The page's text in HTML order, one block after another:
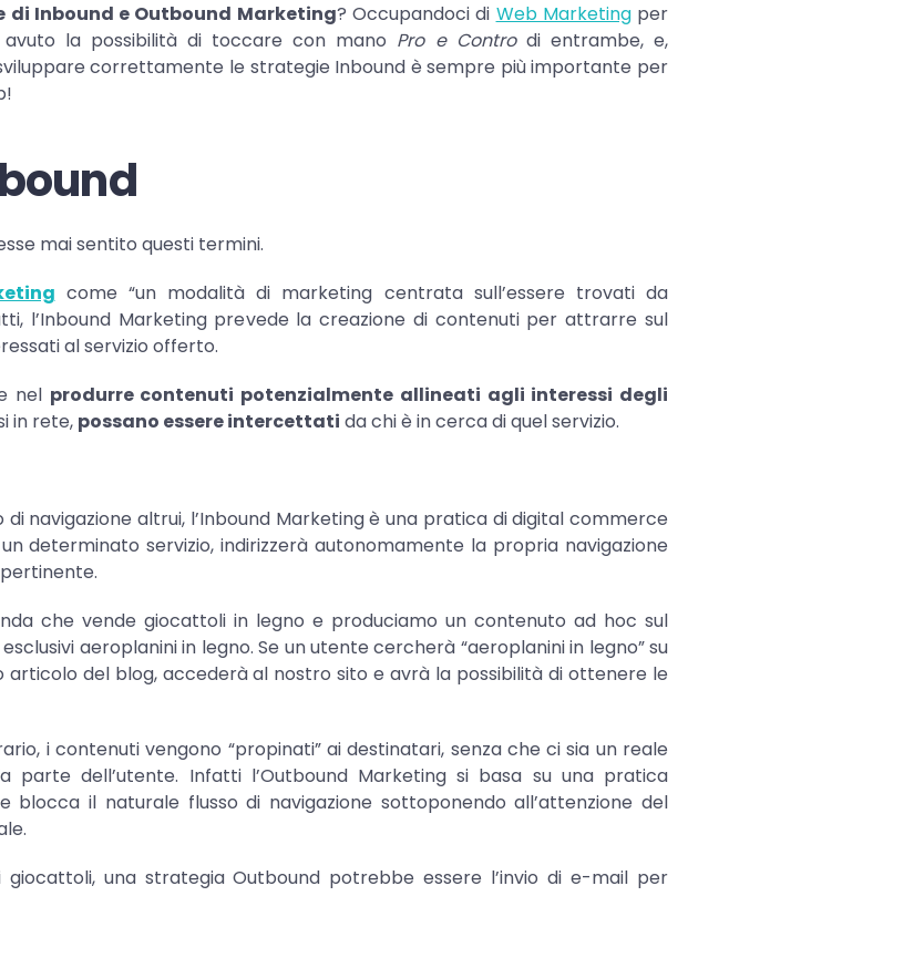
di Inbound e Outbound Marketing? Occupandoci di Web Marketingper
la possibilità di toccare con mano Pro e Controdi entrambe, e,
correttamente le strategie Inbound è sempre più importante per
mai sentito questi termini.
come “un modalità di marketing centrata sull’essere trovati da
l’Inbound Marketing prevede la creazione di contenuti per attrarre sul
al servizio offerto.
nel produrre contenuti potenzialmente allineati agli interessi degli
in rete, possano essere intercettati da chi è in cerca di quel servizio.
navigazione altrui, l’Inbound Marketing è una pratica di digital commerce
determinato servizio, indirizzerà autonomamente la propria navigazione
che vende giocattoli in legno e produciamo un contenuto ad hoc sul
aeroplanini in legno. Se un utente cercherà “aeroplanini in legno” su
del blog, accederà al nostro sito e avrà la possibilità di ottenere le
i contenuti vengono “propinati” ai destinatari, senza che ci sia un reale
parte dell’utente. Infatti l’Outbound Marketing si basa su una pratica
blocca il naturale flusso di navigazione sottoponendo all’attenzione del
giocattoli, una strategia Outbound potrebbe essere l’invio di e-mail per